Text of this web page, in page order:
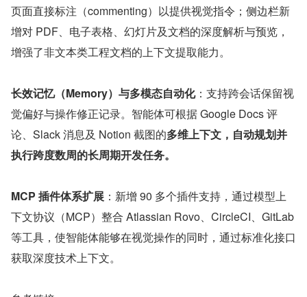
页面直接标注（commenting）以提供视觉指令；侧边栏新
增对 PDF、电子表格、幻灯片及文档的深度解析与预览，
增强了非文本类工程文档的上下文提取能力。
长效记忆（Memory）与多模态自动化：支持跨会话保留视
觉偏好与操作修正记录。智能体可根据 Google Docs 评
论、Slack 消息及 Notion 截图的多维上下文，自动规划并
执行跨度数周的长周期开发任务。
MCP 插件体系扩展 ：新增 90 多个插件支持，通过模型上
下文协议（MCP）整合 Atlassian Rovo、CircleCI、GitLab
等工具，使智能体能够在视觉操作的同时，通过标准化接口
获取深度技术上下文。